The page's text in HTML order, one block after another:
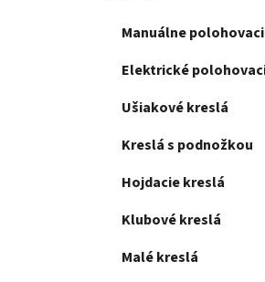
Manuálne
Elektrické
Ušiakové kreslá
Kreslá s podnožkou
Hojdacie kreslá
Klubové kreslá
Malé kreslá